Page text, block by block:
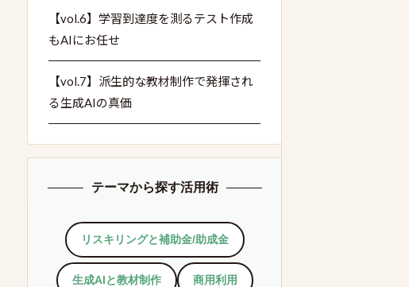
【vol.6】学習到達度を測るテスト作成
もAIにお任せ
【vol.7】派生的な教材制作で発揮され
る生成AIの真価
テーマから探す活用術
リスキリングと補助金/助成金
生成AIと教材制作 商用利用